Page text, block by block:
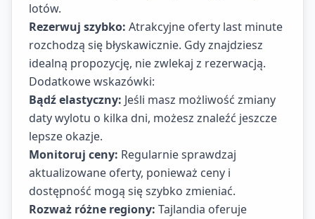
lotów.
Rezerwuj szybko: Atrakcyjne oferty last minute
rozchodzą się błyskawicznie. Gdy znajdziesz
idealną propozycję, nie zwlekaj z rezerwacją.
Dodatkowe wskazówki:
Bądź elastyczny: Jeśli masz możliwość zmiany
daty wylotu o kilka dni, możesz znaleźć jeszcze
lepsze okazje.
Monitoruj ceny: Regularnie sprawdzaj
aktualizowane oferty, ponieważ ceny i
dostępność mogą się szybko zmieniać.
Rozważ różne regiony: Tajlandia oferuje